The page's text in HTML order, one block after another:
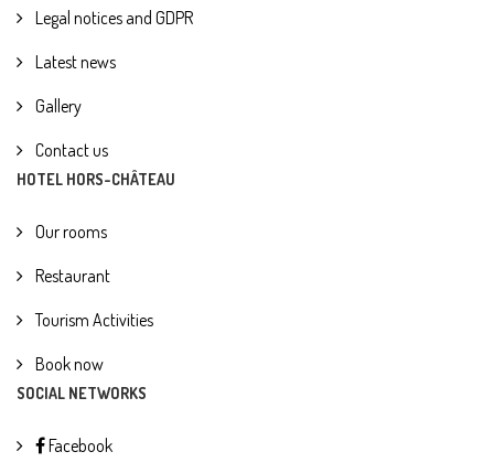
Legal notices and GDPR
Latest news
Gallery
Contact us
HOTEL HORS-CHÂTEAU
Our rooms
Restaurant
Tourism Activities
Book now
SOCIAL NETWORKS
Facebook